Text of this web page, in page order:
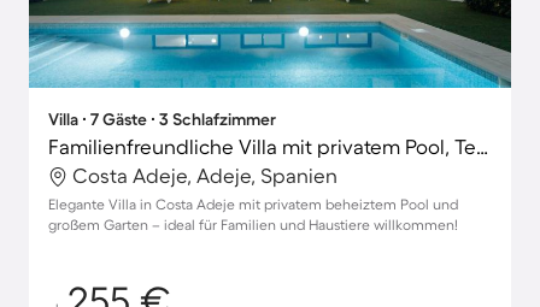
Villa ∙ 7 Gäste ∙ 3 Schlafzimmer
Familienfreundliche Villa mit privatem Pool, Terrasse und Garten | Hunde erlaubt
Costa Adeje, Adeje, Spanien
Elegante Villa in Costa Adeje mit privatem beheiztem Pool und
großem Garten – ideal für Familien und Haustiere willkommen!